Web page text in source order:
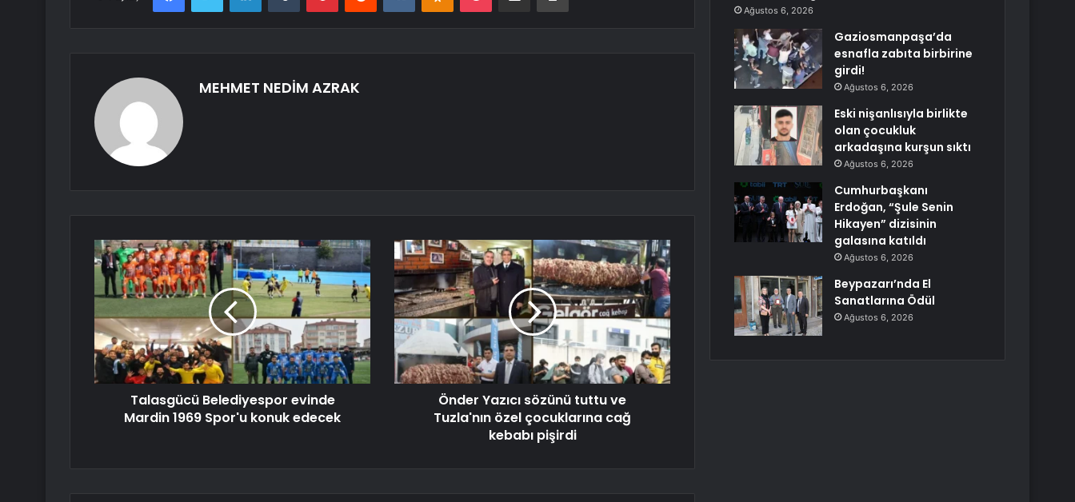
MEHMET NEDİM AZRAK
Talasgücü Belediyespor evinde
Mardin 1969 Spor'u konuk edecek
Önder Yazıcı sözünü tuttu ve
Tuzla'nın özel çocuklarına cağ
kebabı pişirdi
Ağustos 6, 2026
Gaziosmanpaşa’da
esnafla zabıta birbirine
girdi!
Ağustos 6, 2026
Eski nişanlısıyla birlikte
olan çocukluk
arkadaşına kurşun sıktı
Ağustos 6, 2026
Cumhurbaşkanı
Erdoğan, “Şule Senin
Hikayen” dizisinin
galasına katıldı
Ağustos 6, 2026
Beypazarı’nda El
Sanatlarına Ödül
Ağustos 6, 2026